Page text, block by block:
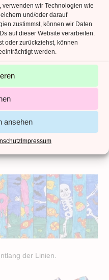
wir Technologien wie
und/oder darauf
zustimmst, können wir Daten
auf dieser Website verarbeiten.
oder zurückziehst, können
werden.
ansehen
Impressum
Bild 2
der Linien.